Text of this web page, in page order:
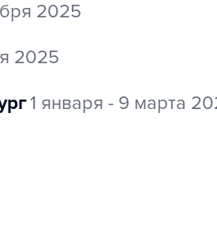
2025
2025
1 января - 9 марта